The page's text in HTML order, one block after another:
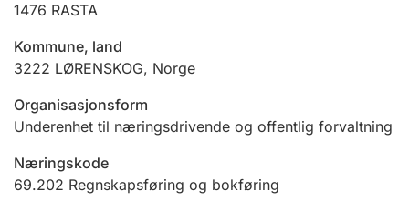
Ektepaktveileder
Offentlig sektor
Andre tema
1476 RASTA
Kommune, land
3222 LØRENSKOG, Norge
Organisasjonsform
Underenhet til næringsdrivende og offentlig forvaltning
Næringskode
69.202 Regnskapsføring og bokføring